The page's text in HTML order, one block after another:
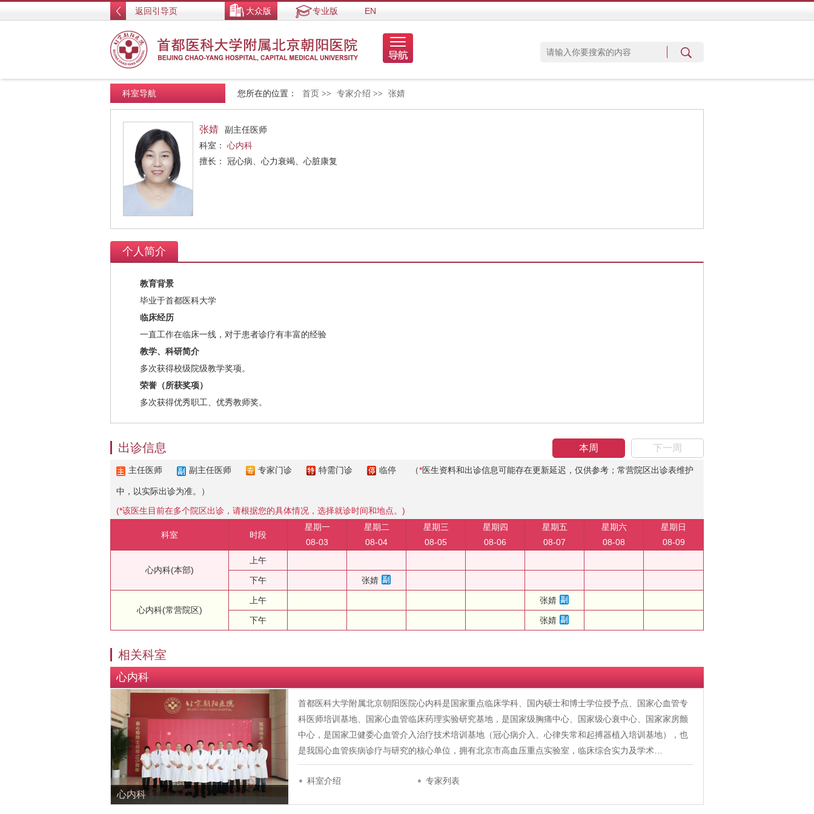
返回引导页 大众版 专业版 EN
您所在的位置： 首页 >> 专家介绍 >> 张婧
科室导航
张婧
副主任医师
科室： 心内科
擅长： 冠心病、心力衰竭、心脏康复
个人简介
教育背景
毕业于首都医科大学
临床经历
一直工作在临床一线，对于患者诊疗有丰富的经验
教学、科研简介
多次获得校级院级教学奖项。
荣誉（所获奖项）
多次获得优秀职工、优秀教师奖。
本周 下一周
出诊信息
主任医师 副主任医师 专家门诊 特需门诊 临停 （*医生资料和出诊信息可能存在更新延迟，仅供参考；常营院区出诊表维护
中，以实际出诊为准。）
(*该医生目前在多个院区出诊，请根据您的具体情况，选择就诊时间和地点。)
科室 时段
星期一
08-03
星期二
08-04
星期三
08-05
星期四
08-06
星期五
08-07
星期六
08-08
星期日
08-09
心内科(本部)
上午
下午 张婧
心内科(常营院区)
上午 张婧
下午 张婧
相关科室
心内科
心内科
首都医科大学附属北京朝阳医院心内科是国家重点临床学科、国内硕士和博士学位授予点、国家心血管专
科医师培训基地、国家心血管临床药理实验研究基地，是国家级胸痛中心、国家级心衰中心、国家家房颤
中心，是国家卫健委心血管介入治疗技术培训基地（冠心病介入、心律失常和起搏器植入培训基地），也
是我国心血管疾病诊疗与研究的核心单位，拥有北京市高血压重点实验室，临床综合实力及学术…
科室介绍 专家列表